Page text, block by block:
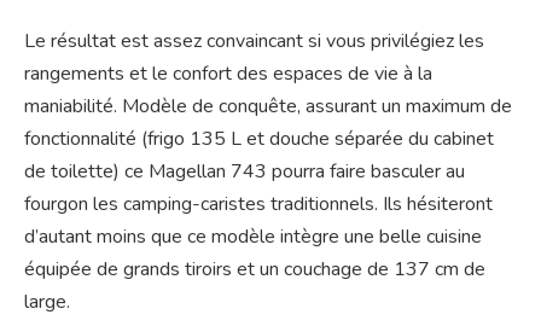
Le résultat est assez convaincant si vous privilégiez les
rangements et le confort des espaces de vie à la
maniabilité. Modèle de conquête, assurant un maximum de
fonctionnalité (frigo 135 L et douche séparée du cabinet
de toilette) ce Magellan 743 pourra faire basculer au
fourgon les camping-caristes traditionnels. Ils hésiteront
d’autant moins que ce modèle intègre une belle cuisine
équipée de grands tiroirs et un couchage de 137 cm de
large.